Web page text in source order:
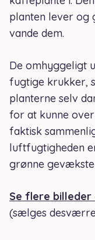
planten lever og
vande dem.
De omhyggeligt
fugtige krukker,
planterne selv
for at kunne
faktisk
luftfugtigheden
grønne
Se flere
(sælges